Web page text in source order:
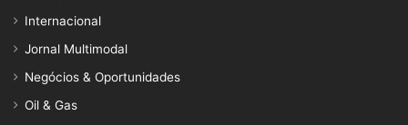
Internacional
Jornal Multimodal
Negócios & Oportunidades
Oil & Gas